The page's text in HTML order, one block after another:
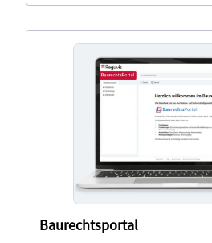
Baurechtsportal